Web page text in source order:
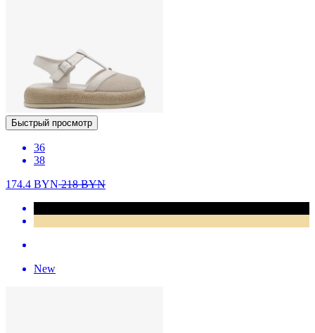
Быстрый просмотр
36
38
174.4 BYN218BYN
New